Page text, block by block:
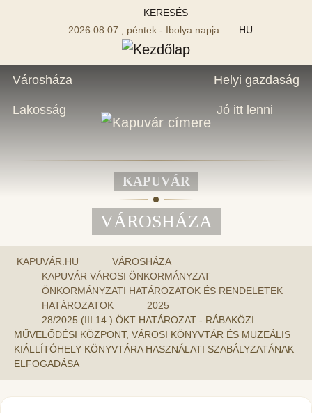
KERESÉS
2026.08.07., péntek - Ibolya napja
HU
Városháza
Lakosság
Helyi gazdaság
Jó itt lenni
KAPUVÁR
VÁROSHÁZA
KAPUVÁR.HU
VÁROSHÁZA
KAPUVÁR VÁROSI ÖNKORMÁNYZAT
ÖNKORMÁNYZATI HATÁROZATOK ÉS RENDELETEK
HATÁROZATOK
2025
28/2025.(III.14.) ÖKT HATÁROZAT - RÁBAKÖZI
MŰVELŐDÉSI KÖZPONT, VÁROSI KÖNYVTÁR ÉS MUZEÁLIS
KIÁLLÍTÓHELY KÖNYVTÁRA HASZNÁLATI SZABÁLYZATÁNAK
ELFOGADÁSA